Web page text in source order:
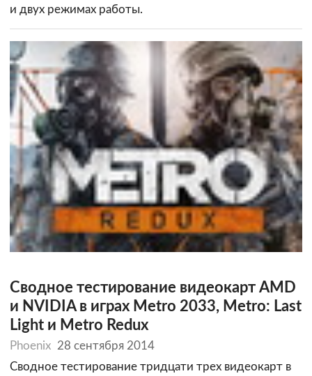
и двух режимах работы.
Сводное тестирование видеокарт AMD
и NVIDIA в играх Metro 2033, Metro: Last
Light и Metro Redux
Phoenix 28 сентября 2014
Сводное тестирование тридцати трех видеокарт в